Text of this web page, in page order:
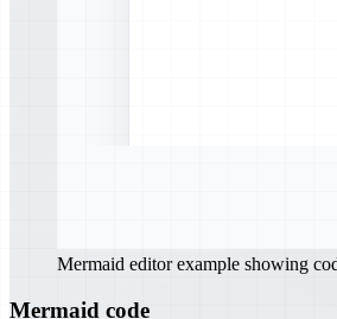
Mermaid editor example showing
Mermaid code